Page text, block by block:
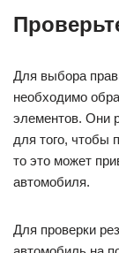
Для выбора
необходимо
элементов. Они
для того, чтобы
то это может
автомобиля.
Для проверки